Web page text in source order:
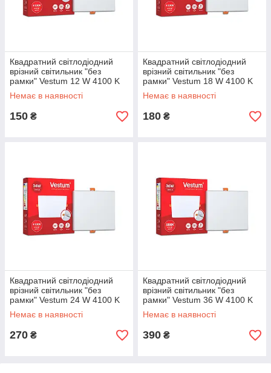
Квадратний світлодіодний
врізний світильник "без
рамки" Vestum 12 W 4100 K
1-VS-5605
Немає в наявності
150 ₴
Квадратний світлодіодний
врізний світильник "без
рамки" Vestum 18 W 4100 K
1-VS-5606
Немає в наявності
180 ₴
Квадратний світлодіодний
врізний світильник "без
рамки" Vestum 24 W 4100 K
1-VS-5607
Немає в наявності
270 ₴
Квадратний світлодіодний
врізний світильник "без
рамки" Vestum 36 W 4100 K
1-VS-5609
Немає в наявності
390 ₴